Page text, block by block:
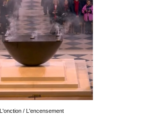
L'onction / L'encensement